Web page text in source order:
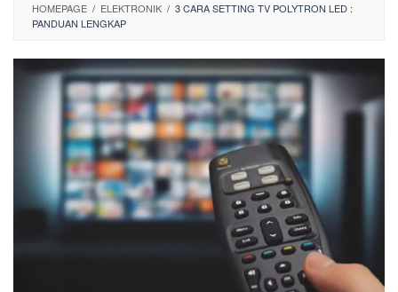
HOMEPAGE / ELEKTRONIK / 3 CARA SETTING TV POLYTRON LED :
PANDUAN LENGKAP